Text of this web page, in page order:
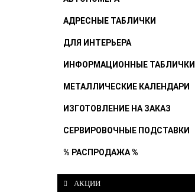
АДРЕСНЫЕ ТАБЛИЧКИ
ДЛЯ ИНТЕРЬЕРА
ИНФОРМАЦИОННЫЕ ТАБЛИЧКИ
МЕТАЛЛИЧЕСКИЕ КАЛЕНДАРИ
ИЗГОТОВЛЕНИЕ НА ЗАКАЗ
СЕРВИРОВОЧНЫЕ ПОДСТАВКИ
% РАСПРОДАЖА %
АКЦИИ